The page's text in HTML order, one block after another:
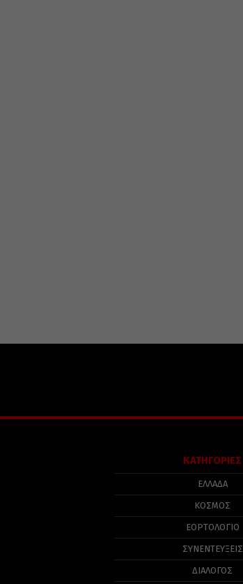
ΚΑΤΗΓΟΡΙΕΣ
ΕΛΛΑΔΑ
ΚΟΣΜΟΣ
ΕΟΡΤΟΛΟΓΙΟ
ΣΥΝΕΝΤΕΥΞΕΙΣ
ΔΙΑΛΟΓΟΣ